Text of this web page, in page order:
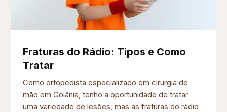
Fraturas do Rádio: Tipos e Como
Tratar
Como ortopedista especializado em cirurgia de
mão em Goiânia, tenho a oportunidade de tratar
uma variedade de lesões, mas as fraturas do rádio